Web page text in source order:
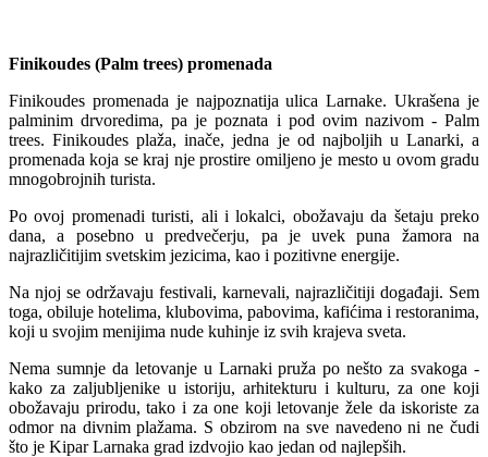
Finikoudes (Palm trees) promenada
Finikoudes promenada je najpoznatija ulica Larnake. Ukrašena je
palminim drvoredima, pa je poznata i pod ovim nazivom - Palm
trees. Finikoudes plaža, inače, jedna je od najboljih u Lanarki, a
promenada koja se kraj nje prostire omiljeno je mesto u ovom gradu
mnogobrojnih turista.
Po ovoj promenadi turisti, ali i lokalci, obožavaju da šetaju preko
dana, a posebno u predvečerju, pa je uvek puna žamora na
najrazličitijim svetskim jezicima, kao i pozitivne energije.
Na njoj se održavaju festivali, karnevali, najrazličitiji događaji. Sem
toga, obiluje hotelima, klubovima, pabovima, kafićima i restoranima,
koji u svojim menijima nude kuhinje iz svih krajeva sveta.
Nema sumnje da letovanje u Larnaki pruža po nešto za svakoga -
kako za zaljubljenike u istoriju, arhitekturu i kulturu, za one koji
obožavaju prirodu, tako i za one koji letovanje žele da iskoriste za
odmor na divnim plažama. S obzirom na sve navedeno ni ne čudi
što je Kipar Larnaka grad izdvojio kao jedan od najlepših.